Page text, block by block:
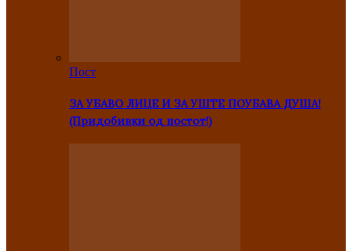
Пост
ЗА УБАВО ЛИЦЕ И ЗА УШТЕ ПОУБАВА ДУША!
(Придобивки од постот!)